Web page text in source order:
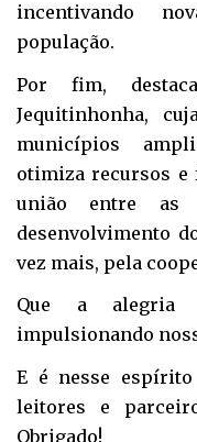
incentivando
população.
Por fim,
Jequitinhonha,
municípios
otimiza recursos e
união entre as
desenvolvimento
vez mais, pela
Que a alegria
impulsionando
E é nesse espírito
leitores e
Obrigado!